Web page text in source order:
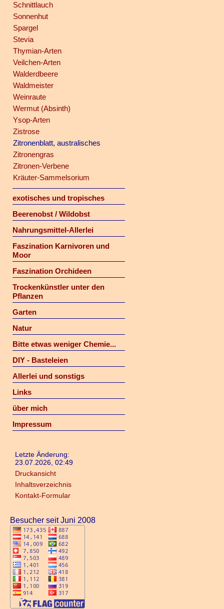
Schnittlauch
Sonnenhut
Spargel
Stevia
Thymian-Arten
Veilchen-Arten
Walderdbeere
Waldmeister
Weinraute
Wermut (Absinth)
Ysop-Arten
Zistrose
Zitronenblatt, australisches
Zitronengras
Zitronen-Verbene
Kräuter-Sammelsorium
exotisches und tropisches
Beerenobst / Wildobst
Nahrungsmittel-Allerlei
Faszination Karnivoren und
Moor
Faszination Orchideen
Trockenkünstler unter den
Pflanzen
Garten
Natur
Bitte etwas weniger Chemie...
DIY - Basteleien
Allerlei und sonstigs
Links
über mich
Impressum
Letzte Änderung:
23.07.2026, 02:49
Druckansicht
Inhaltsverzeichnis
Kontakt-Formular
Besucher seit Juni 2008